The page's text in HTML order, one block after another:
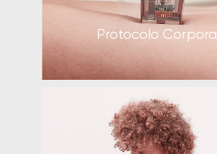
Protocolo Corporal